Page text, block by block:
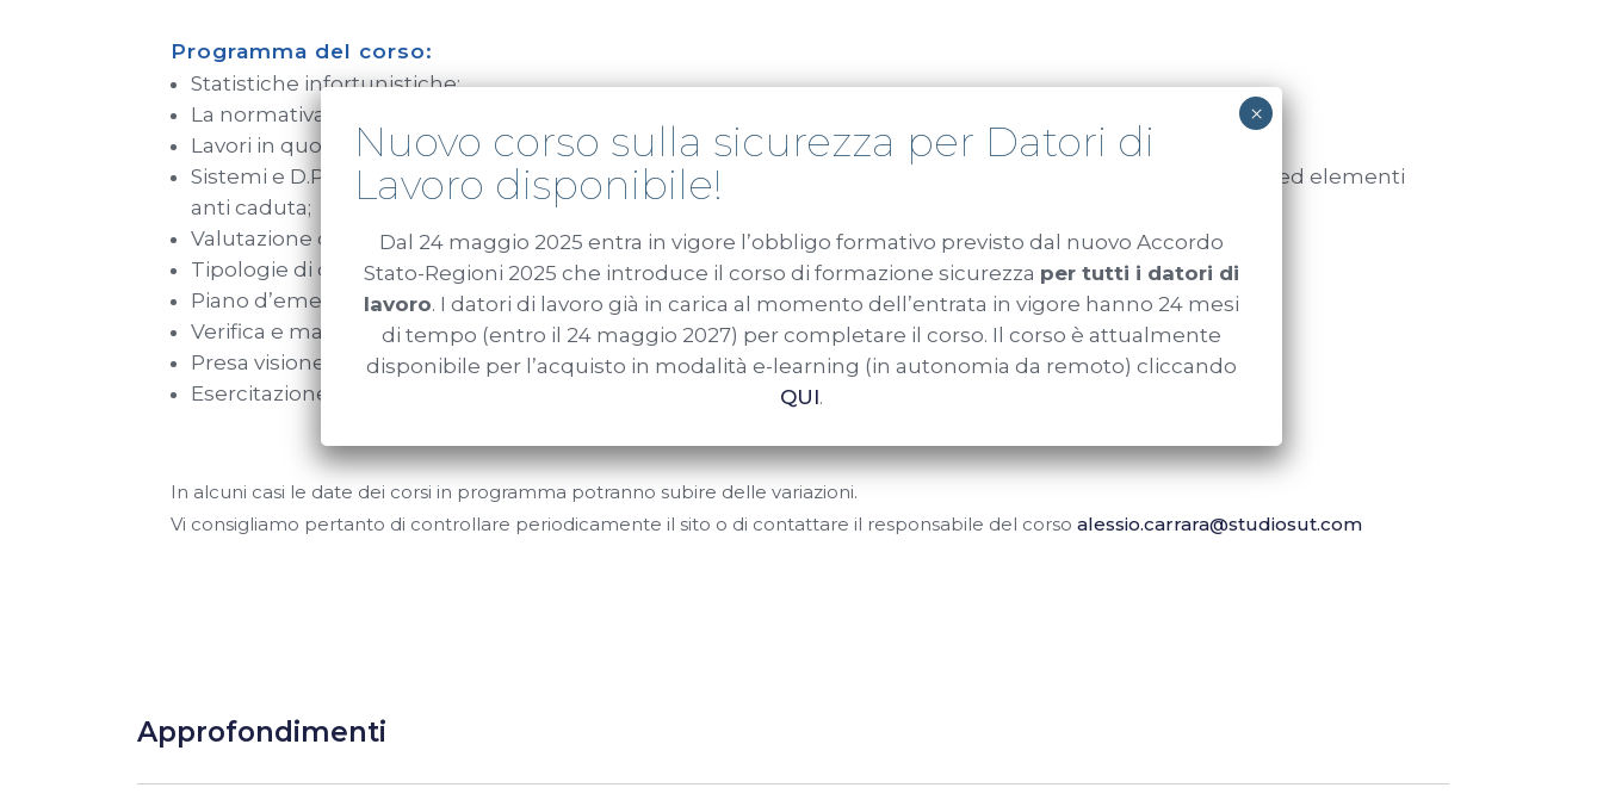
Programma del corso:
Statistiche infortunistiche;
La normativa in materia di salute e sicurezza applicata ai lavori in quota;
Lavori in quota;
Sistemi e D.P.I. di III categoria anti caduta: illustrazione tecnica delle varie tipologie di sistemi, sottosistemi ed elementi
anti caduta;
Valutazione dei rischi di caduta dall’alto;
Tipologie di cadute;
Piano d’emergenza in caso di caduta di un operatore;
Verifica e manutenzione dei D.P.I.;
Presa visione ed addestramento all’uso dei D.P.I. anti caduta;
Esercitazione di differenti situazioni e soccorso dell’operatore durante lavori in quota.
In alcuni casi le date dei corsi in programma potranno subire delle variazioni.
Vi consigliamo pertanto di controllare periodicamente il sito o di contattare il responsabile del corso alessio.carrara@studiosut.com
Approfondimenti
Nuovo corso sulla sicurezza per Datori di
Lavoro disponibile!
Dal 24 maggio 2025 entra in vigore l’obbligo formativo previsto dal nuovo Accordo
Stato-Regioni 2025 che introduce il corso di formazione sicurezza per tutti i datori di
lavoro. I datori di lavoro già in carica al momento dell’entrata in vigore hanno 24 mesi
di tempo (entro il 24 maggio 2027) per completare il corso. Il corso è attualmente
disponibile per l’acquisto in modalità e-learning (in autonomia da remoto) cliccando
QUI.
×